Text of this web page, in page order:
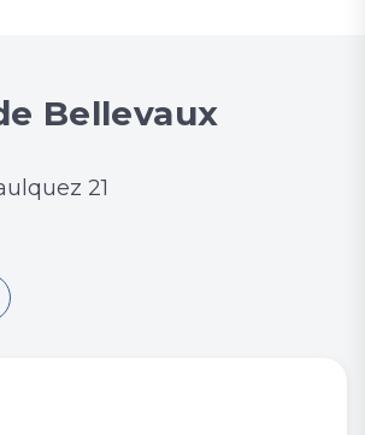
Bellevaux
21